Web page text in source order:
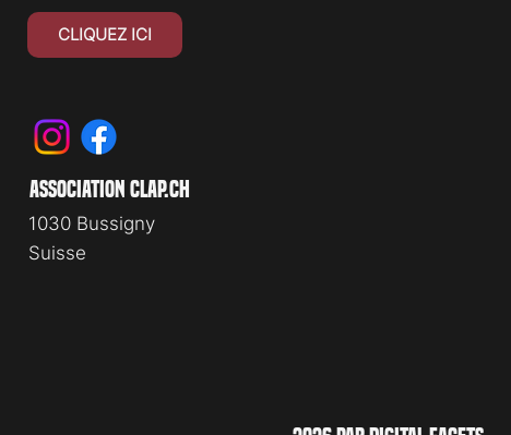
CLIQUEZ ICI
association clap.ch
1030 Bussigny
Suisse